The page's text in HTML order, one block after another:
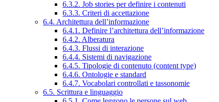
6.3.2. Job stories per definire i contenuti
6.3.3. Criteri di accettazione
6.4. Architettura dell’informazione
6.4.1. Definire l’architettura dell’informazione
6.4.2. Alberatura
6.4.3. Flussi di interazione
6.4.4. Sistemi di navigazione
6.4.5. Tipologie di contenuto (content type)
6.4.6. Ontologie e standard
6.4.7. Vocabolari controllati e tassonomie
6.5. Scrittura e linguaggio